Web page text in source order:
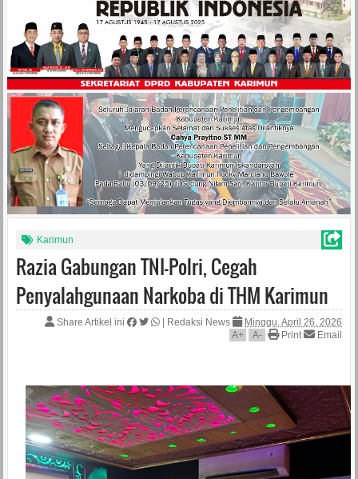
Karimun
Razia Gabungan TNI-Polri, Cegah
Penyalahgunaan Narkoba di THM Karimun
Share Artikel ini Redaksi News
Minggu, April 26, 2026
A+ A- Print Email